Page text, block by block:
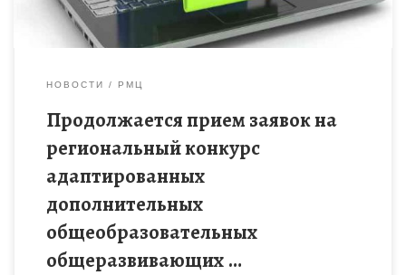
НОВОСТИ РМЦ
Продолжается прием заявок на
региональный конкурс
адаптированных
дополнительных
общеобразовательных
общеразвивающих …